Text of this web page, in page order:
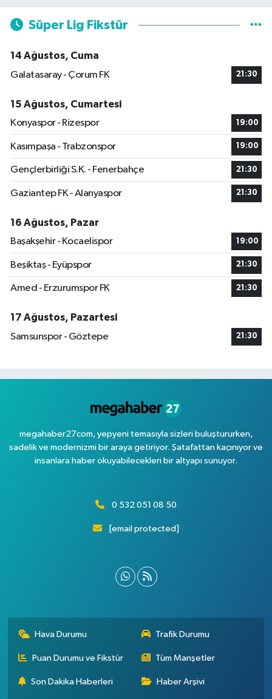
Süper Lig Fikstür
14 Ağustos, Cuma
Galatasaray - Çorum FK
21:30
15 Ağustos, Cumartesi
Konyaspor - Rizespor
19:00
Kasımpaşa - Trabzonspor 19:00
Gençlerbirliği S.K. - Fenerbahçe 21:30
Gaziantep FK - Alanyaspor 21:30
16 Ağustos, Pazar
Başakşehir - Kocaelispor
19:00
Beşiktaş - Eyüpspor 21:30
Amed - Erzurumspor FK 21:30
17 Ağustos, Pazartesi
Samsunspor - Göztepe
21:30
megahaber27com, yepyeni temasıyla sizleri buluştururken,
sadelik ve modernizmi bir araya getiriyor. Şatafattan kaçınıyor ve
insanlara haber okuyabilecekleri bir altyapı sunuyor.
0 532 051 08 50
[email protected]
Hava Durumu Trafik Durumu
Puan Durumu ve Fikstür Tüm Manşetler
Son Dakika Haberleri Haber Arşivi